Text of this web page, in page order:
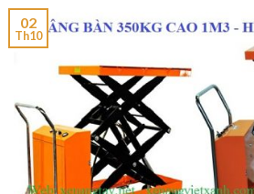
02
Th10